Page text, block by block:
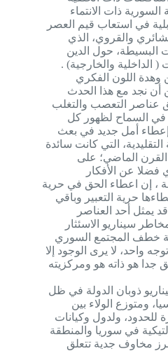
السورية ذات الانتماء
في استعاب قيم العصر
والقروي، الذي
البسيطة، حول الدين
( الداخلية والخارجية) .
اللون الفكري
أن نجد مع هذا الحدث
عناصر التعصب والتغلب
في السماح لظهور كل
إعطاء أمل جديد في بعث
التي كانت سائدة
الماضي؛ على
فضلا عن الأفكار
، إن اعطاء الحق في حرية
حرية التعبير وباقي
يمثل أحد العناصر
سيناريو الاسئثار
خطف المجتمع السوري
واحد، لا يرى الوجود إلا
هو ذاته هو ومركزيته
ذوبان الدولة في ظل
ومتوزع الولاء بين
ولدول وكيانات
في سوريا والمنطقة
مخاوف جدية تتعلق